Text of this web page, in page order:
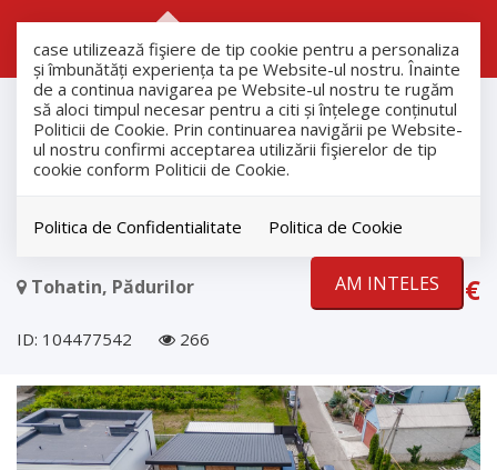
case utilizează fişiere de tip cookie pentru a personaliza
și îmbunătăți experiența ta pe Website-ul nostru. Înainte
de a continua navigarea pe Website-ul nostru te rugăm
să aloci timpul necesar pentru a citi și înțelege conținutul
Politicii de Cookie. Prin continuarea navigării pe Website-
ul nostru confirmi acceptarea utilizării fişierelor de tip
cookie conform Politicii de Cookie.
Politica de Confidentialitate Politica de Cookie
AM INTELES
продажа
Дома
Tohatin
м², Тогатин
Tohatin, Pădurilor 315.000€
ID: 104477542 266